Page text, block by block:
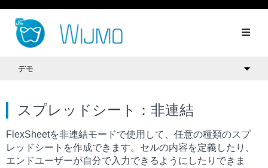
デモ
スプレッドシート：非連結
FlexSheetを非連結モードで使用して、任意の種類のスプ
レッドシートを作成できます。セルの内容を定義したり、
エンドユーザーが自分で入力できるようにしたりできま